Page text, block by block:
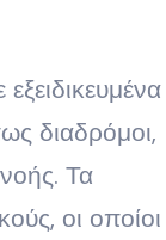
διαδρόμοι,
Τα
οι οποίοι